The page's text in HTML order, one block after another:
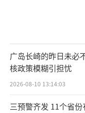
广岛长崎的昨日未必
核政策模糊引担忧
2026-08-10 13:14:03
三预警齐发 11个省